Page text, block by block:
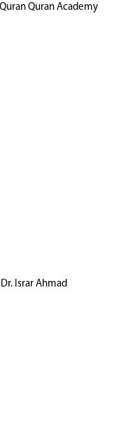
Quran Academy
Israr Ahmad